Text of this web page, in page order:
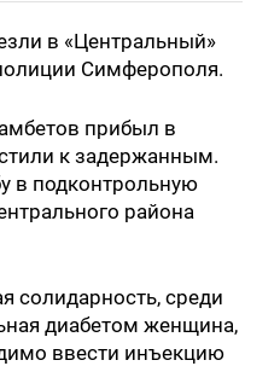
в «Центральный»
Симферополя.
прибыл в
к задержанным.
в подконтрольную
района
солидарность, среди
диабетом женщина,
ввести инъекцию